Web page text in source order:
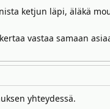
ketjun läpi, äläkä
vastaa samaan
yhteydessä.